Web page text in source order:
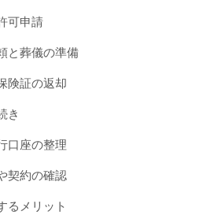
可申請
と葬儀の準備
険証の返却
き
口座の整理
契約の確認
るメリット